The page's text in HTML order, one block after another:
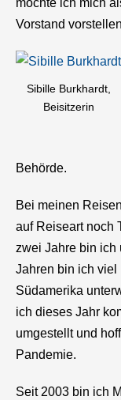
möchte ich mich
Vorstand
Sibille Burkhardt,
Beisitzerin
Behörde.
Bei meinen
auf Reiseart noch
zwei Jahre bin ich
Jahren bin ich viel
Südamerika
ich dieses Jahr
umgestellt und
Pandemie.
Seit 2003 bin ich